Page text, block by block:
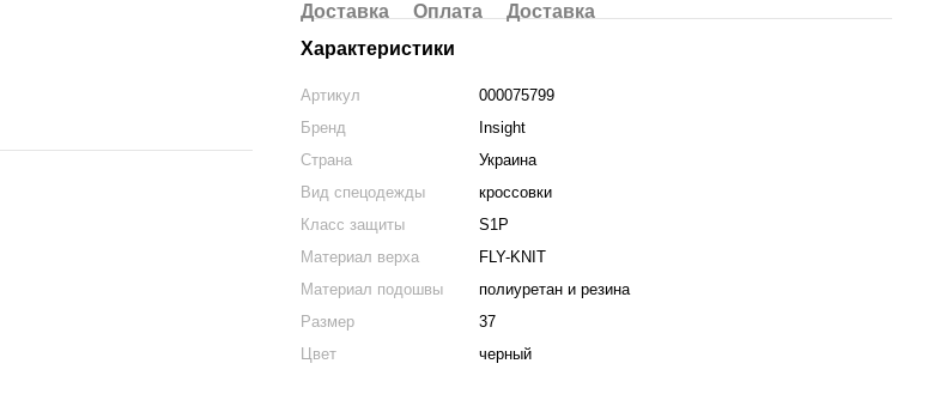
Доставка Оплата
Доставка
Характеристики
Артикул
000075799
Бренд
Insight
Страна
Украина
Вид спецодежды
кроссовки
Класс защиты
S1P
Материал верха
FLY-KNIT
Материал подошвы
полиуретан и резина
Размер
37
Цвет
черный